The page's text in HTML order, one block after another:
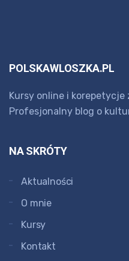
POLSKAWLOSZKA.PL
Kursy online i korepetycje
Profesjonalny blog o
NA SKRÓTY
Aktualności
O mnie
Kursy
Kontakt